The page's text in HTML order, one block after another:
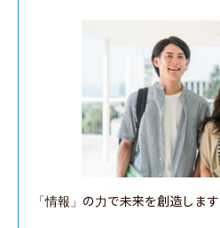
「情報」の力で未来を創造します